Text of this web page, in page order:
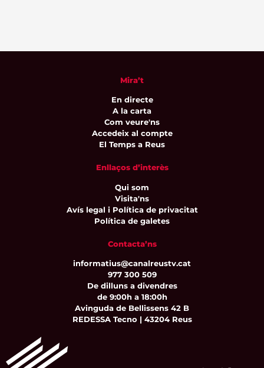
Mira’t
En directe
A la carta
Com veure'ns
Accedeix al compte
El Temps a Reus
Enllaços d’interès
Qui som
Visita'ns
Avís legal i Política de privacitat
Política de galetes
Contacta’ns
informatius@canalreustv.cat
977 300 509
De dilluns a divendres
de 9:00h a 18:00h
Avinguda de Bellissens 42 B
REDESSA Tecno | 43204 Reus